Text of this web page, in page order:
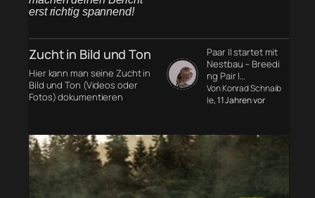
erst richtig spannend!
Zucht in Bild und Ton
Hier kann man seine Zucht in
Bild und Ton (Videos oder
Fotos) dokumentieren
Paar II startet mit
Nestbau – Breedi
ng Pair I…
Von Konrad Schnaib
le, 11 Jahren vor